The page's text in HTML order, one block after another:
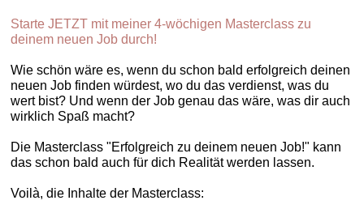
Starte JETZT mit meiner 4-wöchigen Masterclass zu
deinem neuen Job durch!
Wie schön wäre es, wenn du schon bald erfolgreich deinen
neuen Job finden würdest, wo du das verdienst, was du
wert bist? Und wenn der Job genau das wäre, was dir auch
wirklich Spaß macht?
Die Masterclass "Erfolgreich zu deinem neuen Job!" kann
das schon bald auch für dich Realität werden lassen.
Voilà, die Inhalte der Masterclass: